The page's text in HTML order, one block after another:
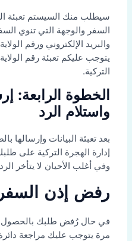
سيطلب منك السيستم تعبئة
السفر والوجهة التي تنوي
والبريد الإلكتروني ورقم
يتوجب عليكم تعبئة رقم
التركية.
الخطوة الرابعة:
واستلام الرد
بعد تعبئة البيانات وإرسالها
إدارة الهجرة التركية على
وفي أغلب الأحيان لا يتأخر
رفض إذن
في حال رُفض طلبك بالحصول
مرة يتوجب عليك مراجعة